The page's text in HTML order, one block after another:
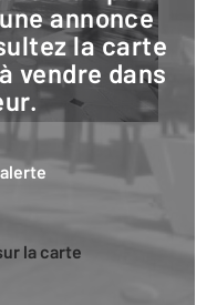
annonce
la carte
vendre dans
alerte
la carte